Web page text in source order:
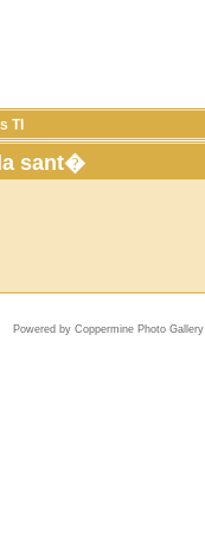
TI
sant�
Powered by Coppermine Photo Gallery